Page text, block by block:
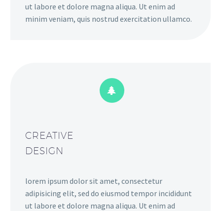
ut labore et dolore magna aliqua. Ut enim ad
minim veniam, quis nostrud exercitation ullamco.


CREATIVE
DESIGN
lorem ipsum dolor sit amet, consectetur
adipisicing elit, sed do eiusmod tempor incididunt
ut labore et dolore magna aliqua. Ut enim ad